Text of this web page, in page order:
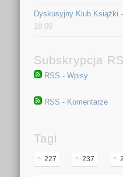
Dyskusyjny Klub Książki
18:00
Subskrypcja
RSS - Wpisy
RSS - Komentarze
Tagi
227 237